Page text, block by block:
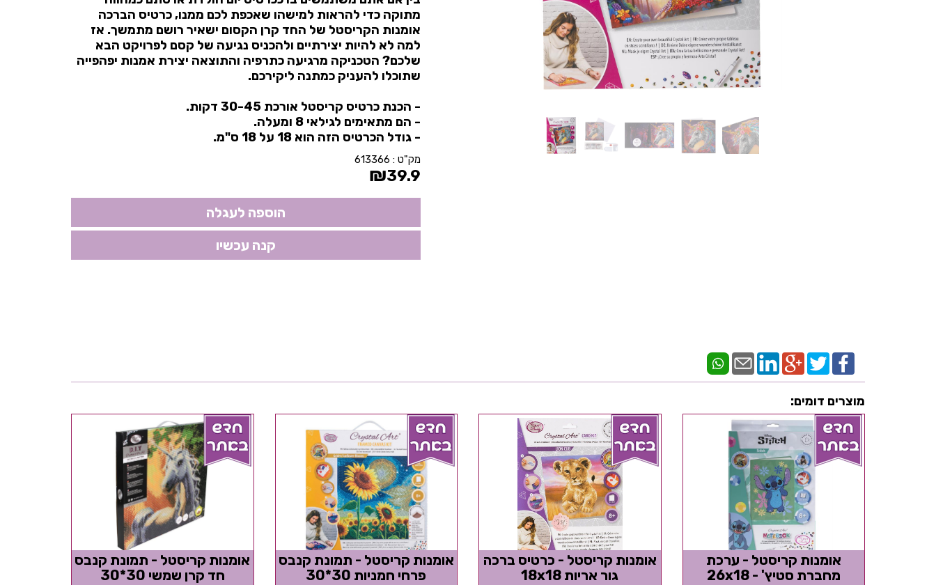
מתוקה כדי להראות למישהו שאכפת לכם ממנו, כרטיס הברכה
אומנות הקריסטל של החד קרן הקסום ישאיר רושם מתמשך. אז
למה לא להיות יצירתיים ולהכניס נגיעה של קסם לפרויקט הבא
שלכם? הטכניקה מרגיעה כתרפיה והתוצאה יצירת אמנות יפהפייה
שתוכלו להעניק כמתנה ליקירכם.
- הכנת כרטיס קריסטל אורכת 30-45 דקות.
- הם מתאימים לגילאי 8 ומעלה.
- גודל הכרטיס הזה הוא 18 על 18 ס"מ.
מק"ט : 613366
₪39.9
מוצרים דומים:
אומנות קריסטל - ערכת
מחברת סטיץ' - 26x18
אומנות קריסטל - כרטיס ברכה
גור אריות 18x18
אומנות קריסטל - תמונת קנבס
פרחי חמניות 30*30
אומנות קריסטל - תמונת קנבס
חד קרן שמשי 30*30